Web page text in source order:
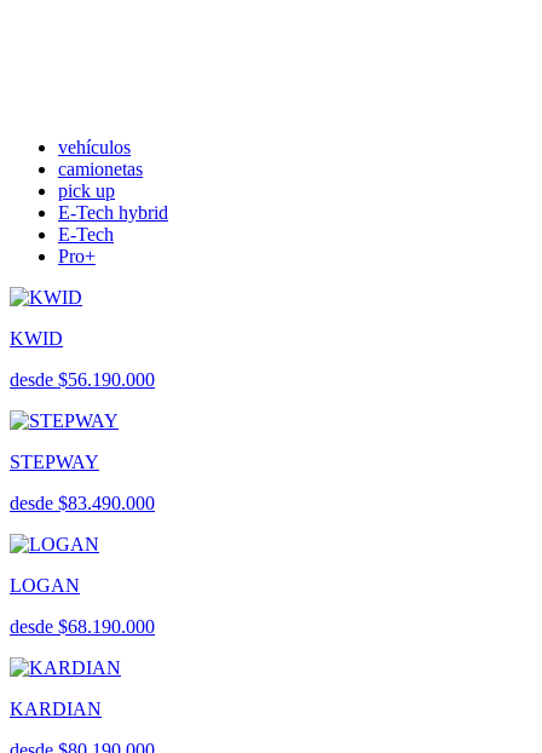
vehículos
camionetas
pick up
E-Tech hybrid
E-Tech
Pro+
KWID
desde $56.190.000
STEPWAY
desde $83.490.000
LOGAN
desde $68.190.000
KARDIAN